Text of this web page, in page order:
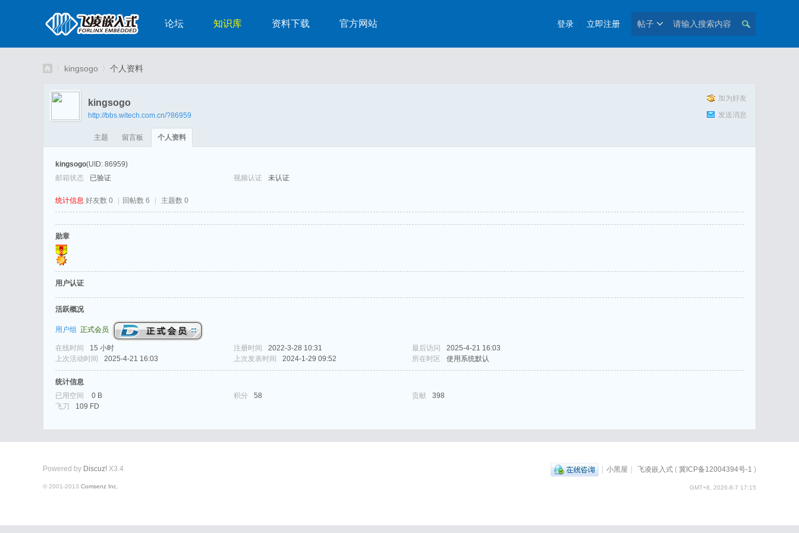
帖子
登录 立即注册
论坛 知识库 资料下载 官方网站
嵌›
kingsogo
›
个人资料
加为好友
发送消息
kingsogo
http://bbs.witech.com.cn/?86959
主题 留言板 个人资料
kingsogo(UID: 86959)
邮箱状态
已验证 视频认证 未认证
统计信息 好友数 0 回帖数 6 主题数 0
勋章
用户认证
活跃概况
用户组 正式会员
在线时间 15 小时 注册时间 2022-3-28 10:31 最后访问
2025-4-21 16:03
上次活动时间
2025-4-21 16:03 上次发表时间 2024-1-29 09:52 所在时区 使用系统默认
统计信息
已用空间
0 B 积分 58 贡献
398
飞刀
109 FD
| 小黑屋 | 飞凌嵌入式 ( 冀ICP备12004394号-1 )
GMT+8, 2026-8-7 17:15
Powered by Discuz! X3.4
© 2001-2013 Comsenz Inc.